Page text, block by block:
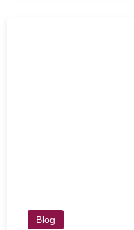
Blog